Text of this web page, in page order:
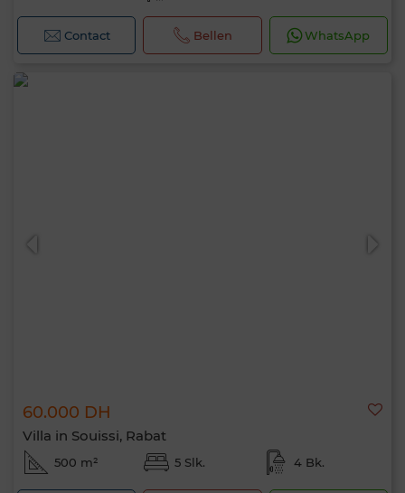
Contact Bellen WhatsApp
60.000 DH
Villa in Souissi, Rabat
500 m² 5 Slk. 4 Bk.